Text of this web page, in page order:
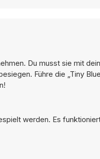
Du musst sie mit
Führe die „Tiny
werden. Es